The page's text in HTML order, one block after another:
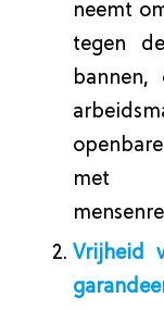
neemt
tegen
met
Vrijheid